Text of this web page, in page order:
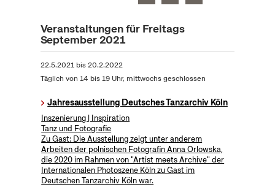
Veranstaltungen für Freitags
September 2021
22.5.2021bis20.2.2022
Täglich von 14 bis 19 Uhr, mittwochs geschlossen
Jahresausstellung Deutsches Tanzarchiv Köln
Inszenierung | Inspiration
Tanz und Fotografie
Zu Gast: Die Ausstellung zeigt unter anderem
Arbeiten der polnischen Fotografin Anna Orlowska,
die 2020 im Rahmen von "Artist meets Archive" der
Internationalen Photoszene Köln zu Gast im
Deutschen Tanzarchiv Köln war.